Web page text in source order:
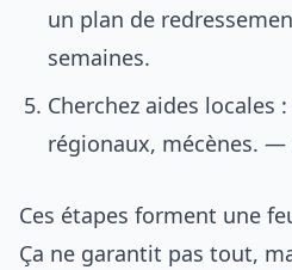
un plan de
semaines.
Cherchez aides locales
régionaux, mécènes.
Ces étapes forment une
Ça ne garantit pas tout,